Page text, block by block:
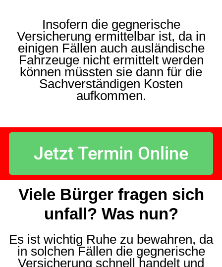
Insofern die gegnerische
Versicherung ermittelbar ist, da in
einigen Fällen auch ausländische
Fahrzeuge nicht ermittelt werden
können müssten sie dann für die
Sachverständigen Kosten
aufkommen.
Jetzt Termin Online
Viele Bürger fragen sich
unfall? Was nun?
Es ist wichtig Ruhe zu bewahren, da
in solchen Fällen die gegnerische
Versicherung schnell handelt und